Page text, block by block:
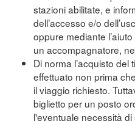
stazioni abilitate, e
dell’accesso e/o
oppure mediante
un accompagnatore,
Di norma l’acquisto
effettuato non prima
il viaggio richiesto.
biglietto per un posto
l'eventuale necessità